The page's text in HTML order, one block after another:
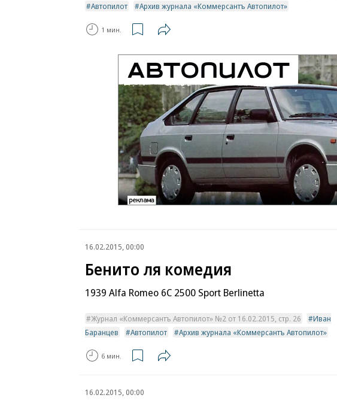
Автопилот
Архив журнала «Коммерсантъ Автопилот»
1 мин.
16.02.2015, 00:00
Бенито ля комедия
1939 Alfa Romeo 6C 2500 Sport Berlinetta
Журнал «Коммерсантъ Автопилот» №2 от 16.02.2015, стр. 26
Иван
Баранцев
Автопилот Архив журнала «Коммерсантъ Автопилот»
6 мин.
16.02.2015, 00:00